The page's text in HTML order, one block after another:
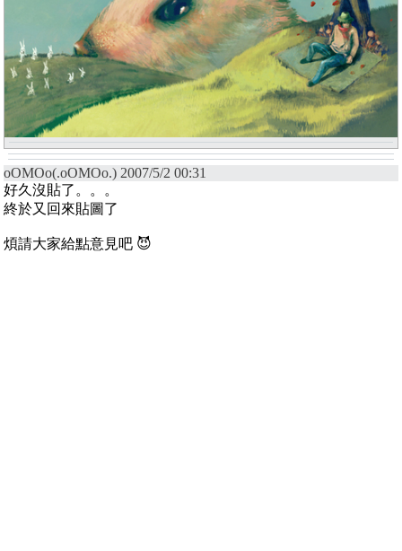
oOMOo(.oOMOo.) 2007/5/2 00:31
好久沒貼了。。。
終於又回來貼圖了
煩請大家給點意見吧 😈